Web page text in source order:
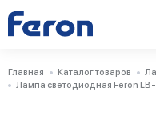
Главная Каталог товаров
Лампа светодиодная Feron